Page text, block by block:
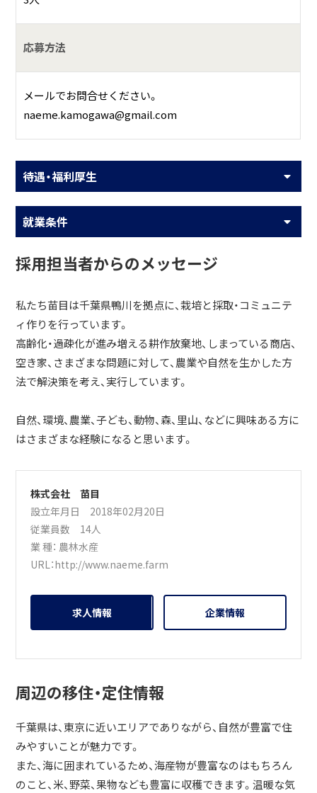
応募方法
メールでお問合せください。
naeme.kamogawa@gmail.com
待遇・福利厚生
就業条件
採用担当者からのメッセージ
私たち苗目は千葉県鴨川を拠点に、栽培と採取・コミュニテ
ィ作りを行っています。
高齢化・過疎化が進み増える耕作放棄地、しまっている商店、
空き家、さまざまな問題に対して、農業や自然を生かした方
法で解決策を考え、実行しています。
自然、環境、農業、子ども、動物、森、里山、などに興味ある方に
はさまざまな経験になると思います。
株式会社 苗目
設立年月日 2018年02月20日
従業員数 14人
業 種： 農林水産
URL：http://www.naeme.farm
求人情報 企業情報
周辺の移住・定住情報
千葉県は、東京に近いエリアでありながら、自然が豊富で住
みやすいことが魅力です。
また、海に囲まれているため、海産物が豊富なのはもちろん
のこと、米、野菜、果物なども豊富に収穫できます。温暖な気